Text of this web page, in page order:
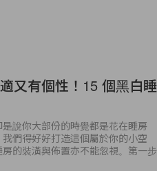
又有個性！15 個黑白睡
說你大部份的時覺都是花在睡房
們得好好打造這個屬於你的小空
的裝潢與佈置亦不能忽視。第一步